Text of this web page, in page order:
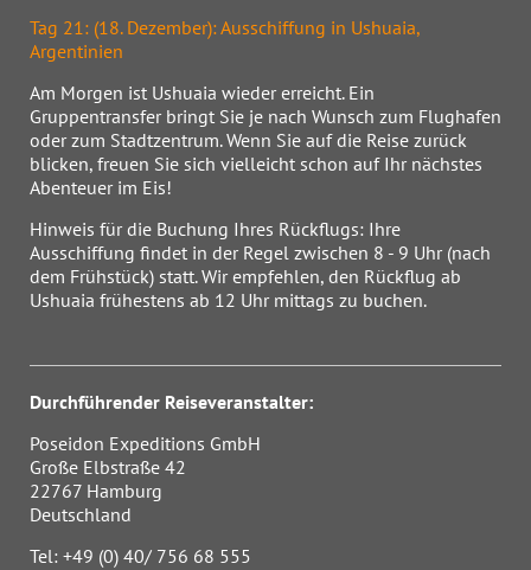
Tag 21: (18. Dezember): Ausschiffung in Ushuaia,
Argentinien
Am Morgen ist Ushuaia wieder erreicht. Ein
Gruppentransfer bringt Sie je nach Wunsch zum Flughafen
oder zum Stadtzentrum. Wenn Sie auf die Reise zurück
blicken, freuen Sie sich vielleicht schon auf Ihr nächstes
Abenteuer im Eis!
Hinweis für die Buchung Ihres Rückflugs: Ihre
Ausschiffung findet in der Regel zwischen 8 - 9 Uhr (nach
dem Frühstück) statt. Wir empfehlen, den Rückflug ab
Ushuaia frühestens ab 12 Uhr mittags zu buchen.
Durchführender Reiseveranstalter:
Poseidon Expeditions GmbH
Große Elbstraße 42
22767 Hamburg
Deutschland
Tel: +49 (0) 40/ 756 68 555